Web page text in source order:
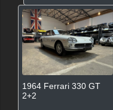
1964 Ferrari 330 GT
2+2